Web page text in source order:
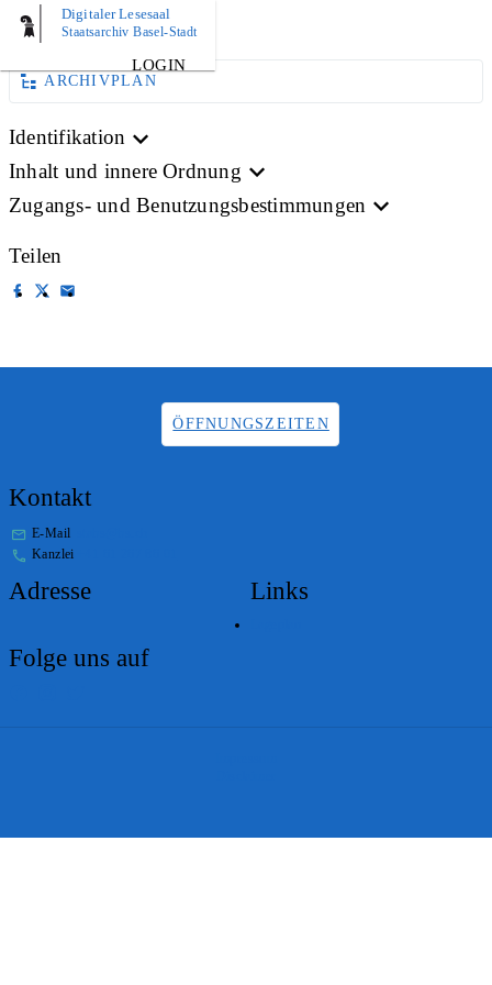
Digitaler Lesesaal
Staatsarchiv Basel-Stadt
LOGIN
BILD
ARCHIVPLAN
Identifikation
Inhalt und innere Ordnung
Zugangs- und Benutzungsbestimmungen
Teilen
ÖFFNUNGSZEITEN
Kontakt
E-Mail
Kanzlei
Adresse Links
Folge uns auf